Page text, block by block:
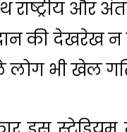
और
की देखरेख न
भी खेल